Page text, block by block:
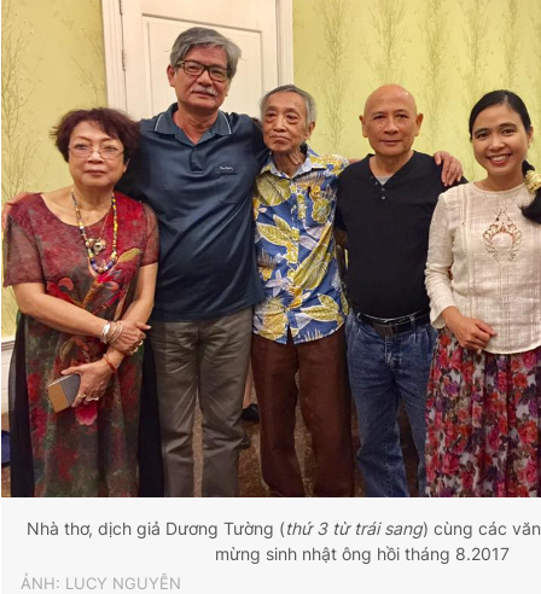
Nhà thơ, dịch giả Dương Tường (thứ 3 từ trái sang) cùng các
mừng sinh nhật ông hồi tháng 8.2017
ẢNH: LUCY NGUYỄN